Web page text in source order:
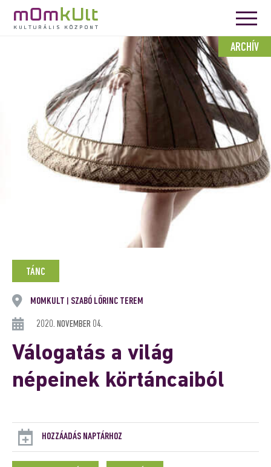
ARCHÍV
TÁNC
MOMKULT SZABÓ LŐRINC TEREM
2020. NOVEMBER 04.
Válogatás a világ
népeinek körtáncaiból
HOZZÁADÁS NAPTÁRHOZ